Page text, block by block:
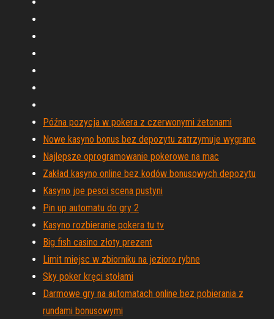
Późna pozycja w pokera z czerwonymi żetonami
Nowe kasyno bonus bez depozytu zatrzymuje wygrane
Najlepsze oprogramowanie pokerowe na mac
Zakład kasyno online bez kodów bonusowych depozytu
Kasyno joe pesci scena pustyni
Pin up automatu do gry 2
Kasyno rozbieranie pokera tu tv
Big fish casino złoty prezent
Limit miejsc w zbiorniku na jezioro rybne
Sky poker kręci stołami
Darmowe gry na automatach online bez pobierania z
rundami bonusowymi